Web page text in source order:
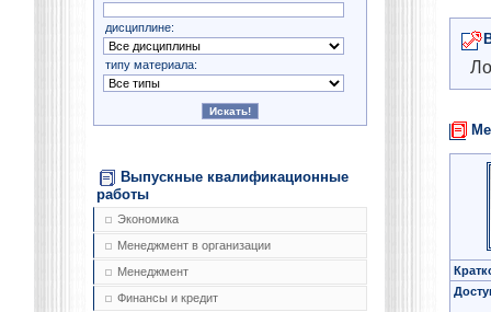
дисциплине:
типу материала:
Выпускные квалификационные
работы
Экономика
Менеджмент в организации
Менеджмент
Финансы и кредит